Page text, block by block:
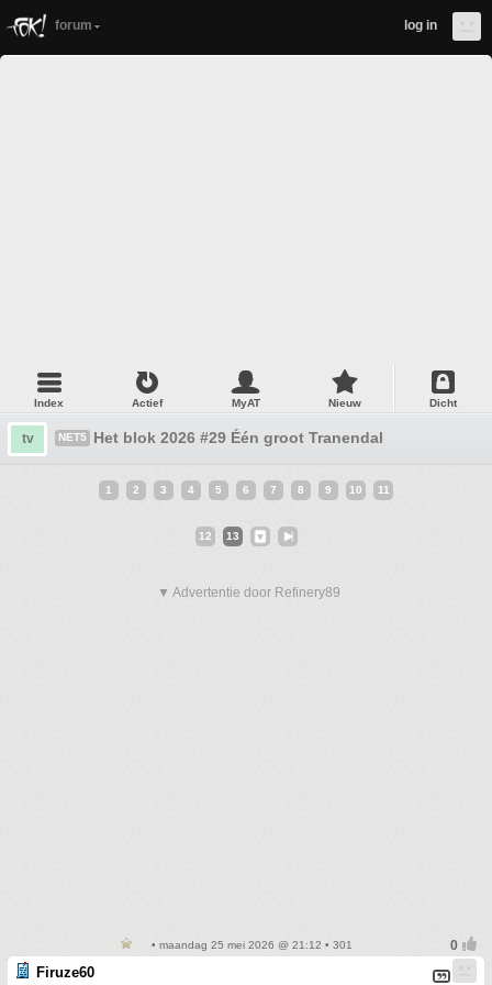
forum log in
Index Actief MyAT Nieuw Dicht
tv NET5 Het blok 2026 #29 Één groot Tranendal
1 2 3 4 5 6 7 8 9 10 11
12 13
▼ Advertentie door Refinery89
• maandag 25 mei 2026 @ 21:12 • 301
Firuze60